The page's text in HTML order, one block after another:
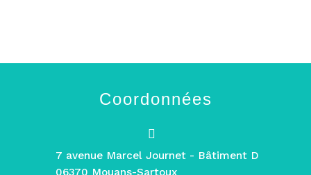
Coordonnées
7 avenue Marcel Journet - Bâtiment D
06370 Mouans-Sartoux